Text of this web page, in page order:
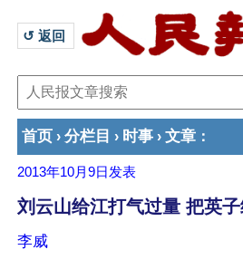
↺ 返回
首页 › 分栏目 › 时事 › 文章 ：
2013年10月9日 发表
刘云山给江打气过量 把英子
李威